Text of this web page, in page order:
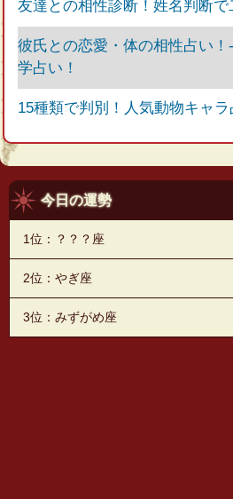
友達との相性診断！姓名判断で
彼氏との恋愛・体の相性占い！
学占い！
15種類で判別！人気動物キャラ
今日の運勢
1位：？？？座
2位：やぎ座
3位：みずがめ座